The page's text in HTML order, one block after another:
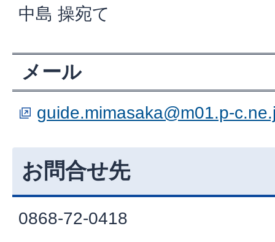
中島 操宛て
メール
guide.mimasaka@m01.p-
お問合せ先
0868-72-0418